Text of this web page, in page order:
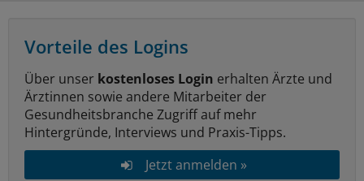
Vorteile des Logins
Über unser kostenloses Login erhalten Ärzte und
Ärztinnen sowie andere Mitarbeiter der
Gesundheitsbranche Zugriff auf mehr
Hintergründe, Interviews und Praxis-Tipps.
Jetzt anmelden »